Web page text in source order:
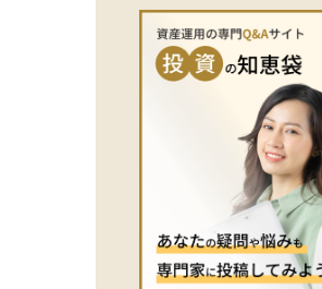
トフォリオを設計し、リスク
のバランスを最適化します。ま
期間中に市場状況が変化した
リバランスを通じて当初の配分
持します。ポートフォリオ管
ク管理の重要な手法です。